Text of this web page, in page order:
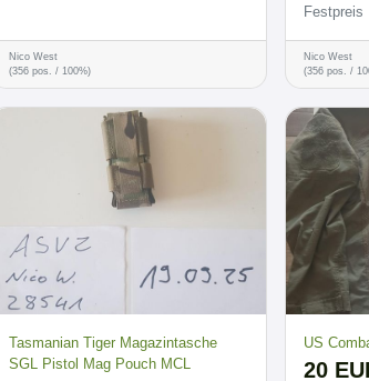
Nico West
(356 pos. / 100%)
Festpreis
Nico West
(356 pos. /
Tasmanian Tiger Magazintasche
SGL Pistol Mag Pouch MCL
US
20